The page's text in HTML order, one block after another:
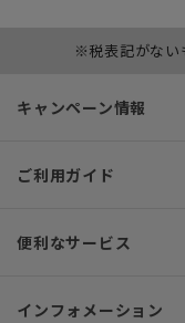
※税表記がない
キャンペーン情報
ご利用ガイド
便利なサービス
インフォメーション